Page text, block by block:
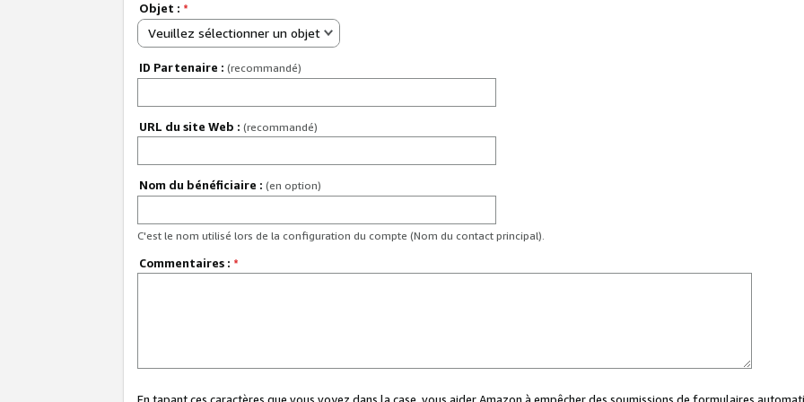
Objet : *
Veuillez sélectionner un objet
ID Partenaire : (recommandé)
URL du site Web : (recommandé)
Nom du bénéficiaire : (en option)
C'est le nom utilisé lors de la configuration du compte (Nom du contact principal).
Commentaires : *